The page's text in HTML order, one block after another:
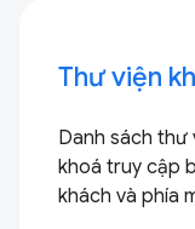
Thư viện
Danh sách
khoá truy cập
khách và phía